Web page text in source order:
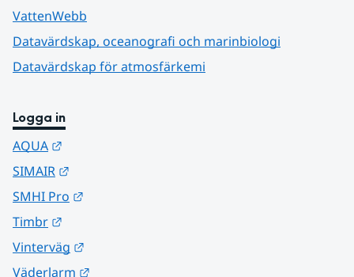
VattenWebb
Datavärdskap, oceanografi och marinbiologi
Datavärdskap för atmosfärkemi
Logga in
AQUA
SIMAIR
SMHI Pro
Timbr
Vinterväg
Väderlarm